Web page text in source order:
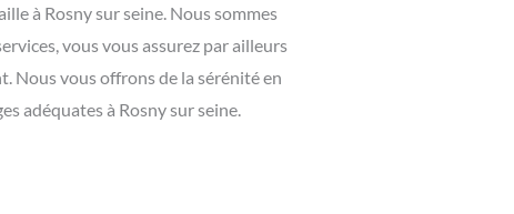
à Rosny sur seine. Nous sommes
vous vous assurez par ailleurs
Nous vous offrons de la sérénité en
adéquates à Rosny sur seine.